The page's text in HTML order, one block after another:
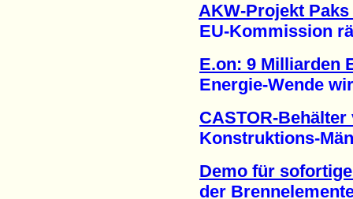
AKW-Projekt Paks
EU-Kommission
E.on: 9 Milliarden
Energie-Wende
CASTOR-
Konstruktions-
Demo für
der